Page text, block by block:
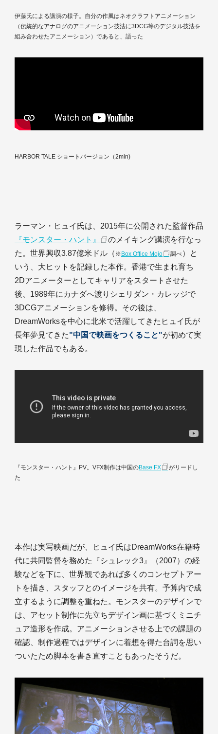
伊藤氏による講演の様子。自分の作風はネオクラフトアニメーション
（伝統的なアナログのアニメーション技法に3DCG等のデジタル技法を
組み合わせたアニメーション）であると、語った
HARBOR TALE ショートバージョン（2min)
ラーマン・ヒュイ氏は、2015年に公開された監督作品
『モンスター・ハント』
のメイキング講演を行なっ
た。世界興収3.87億米ドル（ ※ Box Office Mojo 調べ）と
いう、大ヒットを記録した本作。香港で生まれ育ち
2Dアニメーターとしてキャリアをスタートさせた
後、1989年にカナダへ渡りシェリダン・カレッジで
3DCGアニメーションを修得。その後は、
DreamWorksを中心に北米で活躍してきたヒュイ氏が
長年夢見てきた"中国で映画をつくること"が初めて実
現した作品でもある。
『モンスター・ハント』PV。VFX制作は中国のBase FX
がリードし
た
本作は実写映画だが、ヒュイ氏はDreamWorks在籍時
代に共同監督を務めた『シュレック3』（2007）の経
験などを下に、世界観であれば多くのコンセプトアー
トを描き、スタッフとのイメージを共有。予算内で成
立するように調整を重ねた。モンスターのデザインで
は、アセット制作に先立ちデザイン画に基づくミニチ
ュア造形を作成。アニメーションさせる上での課題の
確認、制作過程ではデザインに着想を得た台詞を思い
ついたため脚本を書き直すこともあったそうだ。